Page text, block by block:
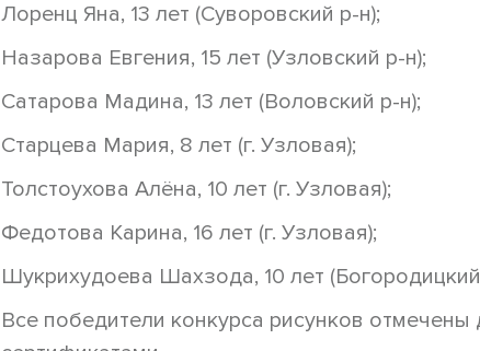
Лоренц Яна, 13 лет (Суворовский р-н);
Назарова Евгения, 15 лет (Узловский р-н);
Сатарова Мадина, 13 лет (Воловский р-н);
Старцева Мария, 8 лет (г. Узловая);
Толстоухова Алёна, 10 лет (г. Узловая);
Федотова Карина, 16 лет (г. Узловая);
Шукрихудоева Шахзода, 10 лет
Все победители конкурса рисунков